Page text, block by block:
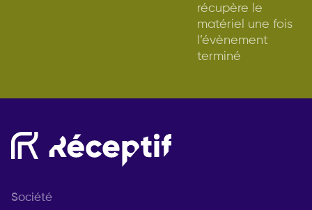
récupère le
matériel une fois
l’évènement
terminé
Société